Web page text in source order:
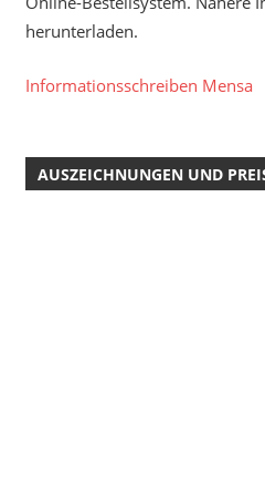
herunterladen.
Informationsschreiben Mensa
AUSZEICHNUNGEN UND